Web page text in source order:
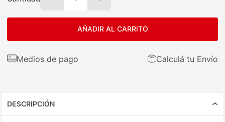
AÑADIR AL CARRITO
Medios de pago Calculá tu Envío
DESCRIPCIÓN